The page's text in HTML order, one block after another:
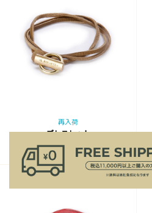
再入荷
ブレスレット
¥9,350 -